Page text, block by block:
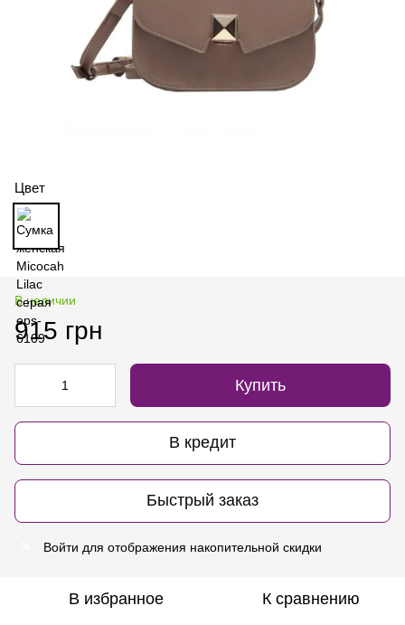
Цвет
В наличии
915 грн
Купить
В кредит
Быстрый заказ
Войти для отображения накопительной скидки
В избранное К сравнению